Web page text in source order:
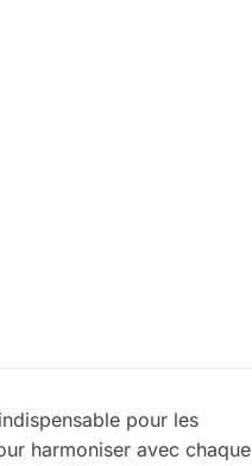
pour les
harmoniser avec chaque